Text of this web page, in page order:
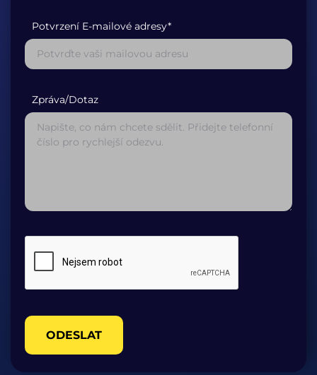
Potvrzení E-mailové adresy*
Zpráva/Dotaz
ODESLAT